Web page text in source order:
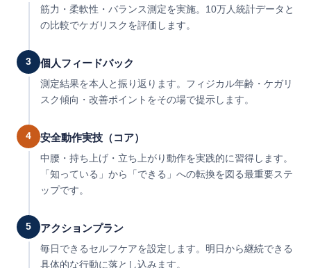
筋力・柔軟性・バランス測定を実施。10万人統計データと
の比較でケガリスクを評価します。
3 個人フィードバック
測定結果を本人と振り返ります。フィジカル年齢・ケガリ
スク傾向・改善ポイントをその場で提示します。
4 安全動作実技（コア）
中腰・持ち上げ・立ち上がり動作を実践的に習得します。
「知っている」から「できる」への転換を図る最重要ステ
ップです。
5 アクションプラン
毎日できるセルフケアを設定します。明日から継続できる
具体的な行動に落とし込みます。